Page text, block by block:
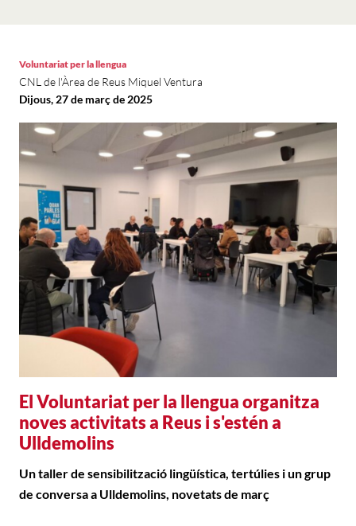
El Voluntariat per la llengua organitza
noves activitats a Reus i s'estén a
Ulldemolins
Voluntariat per la llengua
CNL de l'Àrea de Reus Miquel Ventura
Dijous, 27 de març de 2025
Un taller de sensibilització lingüística, tertúlies i un grup
de conversa a Ulldemolins, novetats de març